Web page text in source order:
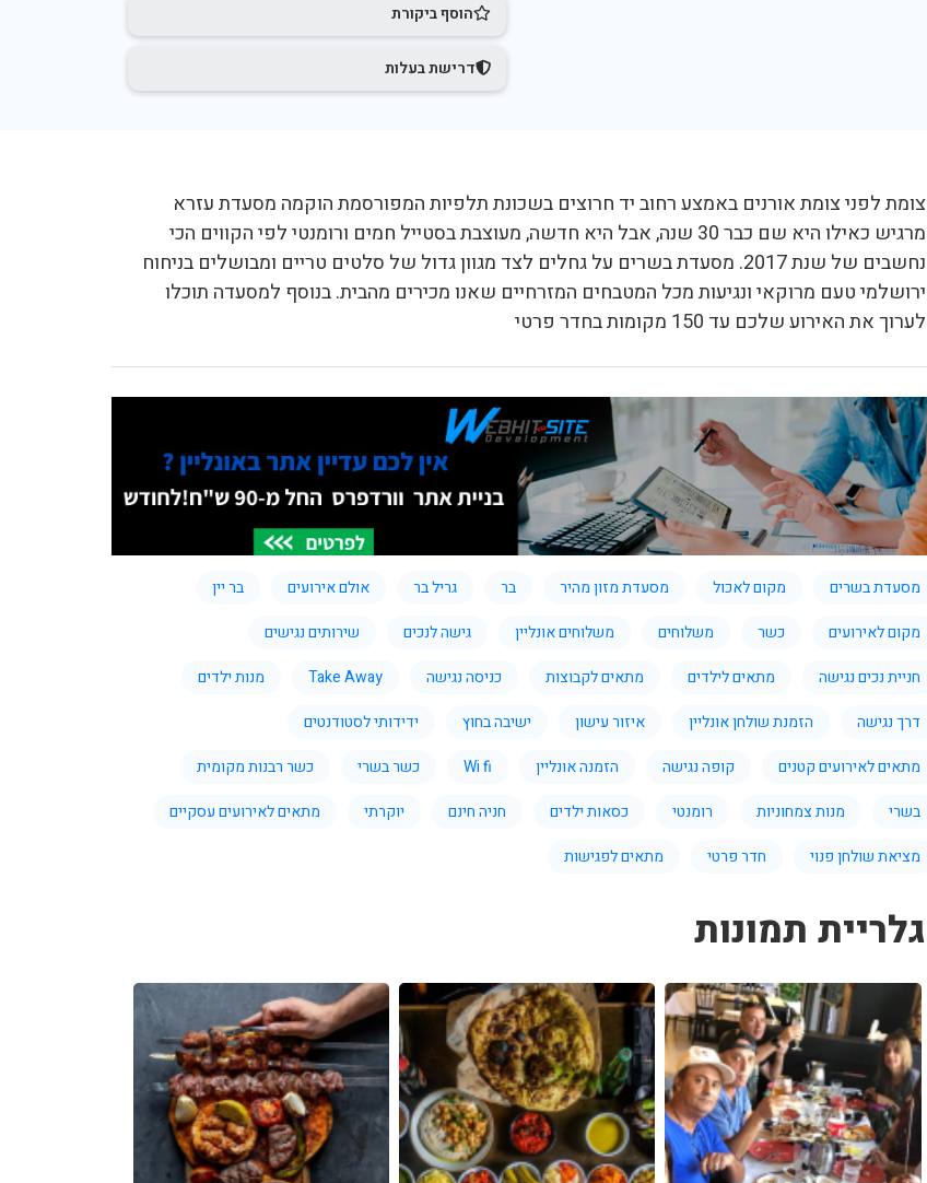
הוסף ביקורת
דרישת בעלות
צומת לפני צומת אורנים באמצע רחוב יד חרוצים בשכונת תלפיות המפורסמת הוקמה מסעדת עזרא
מרגיש כאילו היא שם כבר 30 שנה, אבל היא חדשה, מעוצבת בסטייל חמים ורומנטי לפי הקווים הכי
נחשבים של שנת 2017. מסעדת בשרים על גחלים לצד מגוון גדול של סלטים טריים ומבושלים בניחוח
ירושלמי טעם מרוקאי ונגיעות מכל המטבחים המזרחיים שאנו מכירים מהבית. בנוסף למסעדה תוכלו
לערוך את האירוע שלכם עד 150 מקומות בחדר פרטי
מסעדת בשרים מקום לאכול מסעדת מזון מהיר בר גריל בר אולם אירועים
בר יין
מקום לאירועים
כשר משלוחים משלוחים אונליין גישה לנכים
שירותים נגישים
חניית נכים נגישה
מתאים לילדים מתאים לקבוצות כניסה נגישה Take Away
מנות ילדים
דרך נגישה
הזמנת שולחן אונליין איזור עישון ישיבה בחוץ
ידידותי לסטודנטים
מתאים לאירועים קטנים
קופה נגישה הזמנה אונליין Wi fi כשר בשרי
כשר רבנות מקומית
בשרי
מנות צמחוניות רומנטי כסאות ילדים חניה חינם יוקרתי
מתאים לאירועים עסקיים
מציאת שולחן פנוי
חדר פרטי מתאים לפגישות
גלריית תמונות